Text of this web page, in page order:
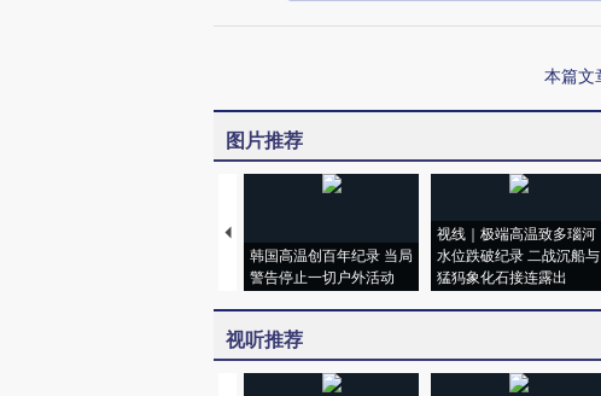
本篇文
图片推荐
韩国高温创百年纪录 当局
警告停止一切户外活动
视线｜极端高温致多瑙河
水位跌破纪录 二战沉船与
猛犸象化石接连露出
视听推荐